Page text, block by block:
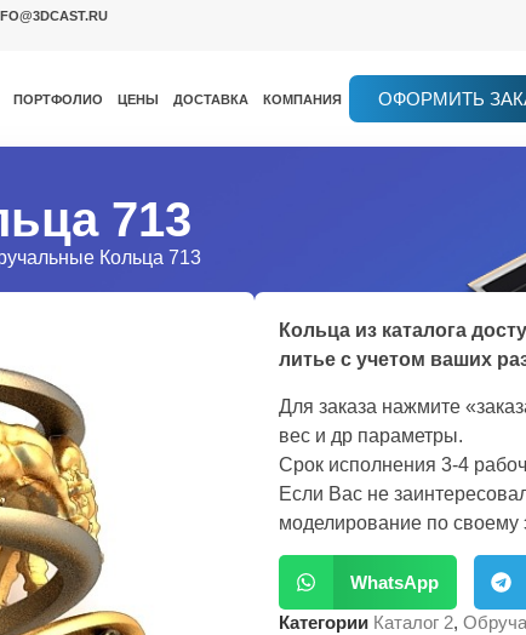
ПОРТФОЛИО ЦЕНЫ ДОСТАВКА КОМПАНИЯ ОФОРМИТЬ
713
Кольца 713
Кольца из каталога
литье с учетом ваших
Для заказа нажмите
вес и др параметры.
Срок исполнения 3-4
Если Вас не
моделирование по своему
WhatsApp
Категории Каталог 2,